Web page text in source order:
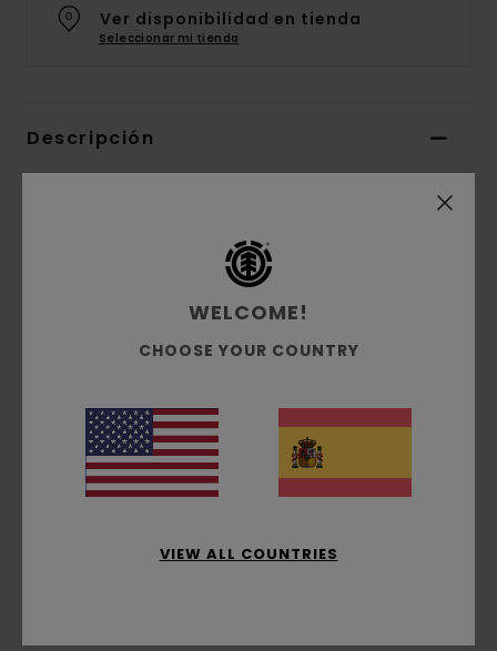
Ver disponibilidad en tienda
Seleccionar mi tienda
Descripción
robustas, perfectas para los desplazamientos
diarios en la ciudad, y en competiciones fuera de
La colección de colaboración que mezcla de
estilo ciclista y skater presenta una tabla de
lateral. Las medidas de esta tabla 8.5 son: A 8,5'',
L 32.2'' y BR 14.5''.
Detalles & características
WELCOME!
CHOOSE YOUR COUNTRY
VIEW ALL COUNTRIES